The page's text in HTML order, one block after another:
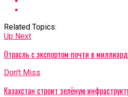
Related Topics:
Up Next
Отрасль с экспортом почти в
Don't Miss
Казахстан строит зелёную